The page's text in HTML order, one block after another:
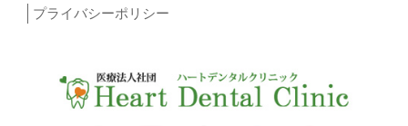
プライバシーポリシー